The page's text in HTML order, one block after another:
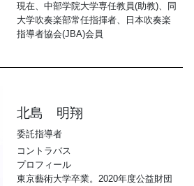
現在、中部学院大学専任教員(助教)、同
大学吹奏楽部常任指揮者、日本吹奏楽
指導者協会(JBA)会員
北島 明翔
委託指導者
コントラバス
プロフィール
東京藝術大学卒業。2020年度公益財団